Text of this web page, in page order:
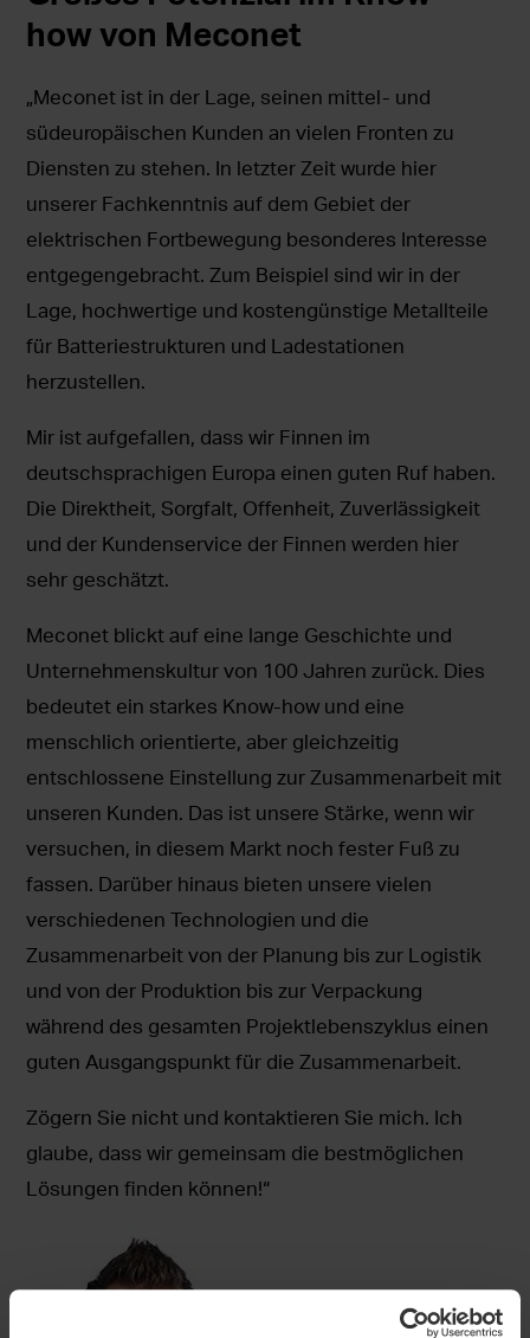
how von Meconet
„Meconet ist in der Lage, seinen mittel- und
südeuropäischen Kunden an vielen Fronten zu
Diensten zu stehen. In letzter Zeit wurde hier
unserer Fachkenntnis auf dem Gebiet der
elektrischen Fortbewegung besonderes Interesse
entgegengebracht. Zum Beispiel sind wir in der
Lage, hochwertige und kostengünstige Metallteile
für Batteriestrukturen und Ladestationen
herzustellen.
Mir ist aufgefallen, dass wir Finnen im
deutschsprachigen Europa einen guten Ruf haben.
Die Direktheit, Sorgfalt, Offenheit, Zuverlässigkeit
und der Kundenservice der Finnen werden hier
sehr geschätzt.
Meconet blickt auf eine lange Geschichte und
Unternehmenskultur von 100 Jahren zurück. Dies
bedeutet ein starkes Know-how und eine
menschlich orientierte, aber gleichzeitig
entschlossene Einstellung zur Zusammenarbeit mit
unseren Kunden. Das ist unsere Stärke, wenn wir
versuchen, in diesem Markt noch fester Fuß zu
fassen. Darüber hinaus bieten unsere vielen
verschiedenen Technologien und die
Zusammenarbeit von der Planung bis zur Logistik
und von der Produktion bis zur Verpackung
während des gesamten Projektlebenszyklus einen
guten Ausgangspunkt für die Zusammenarbeit.
Zögern Sie nicht und kontaktieren Sie mich. Ich
glaube, dass wir gemeinsam die bestmöglichen
Lösungen finden können!“